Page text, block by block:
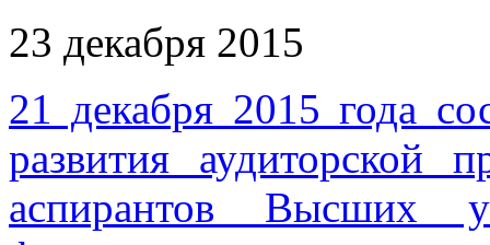
23 декабря 2015
21 декабря 2015 года
развития аудиторской
аспирантов Высших